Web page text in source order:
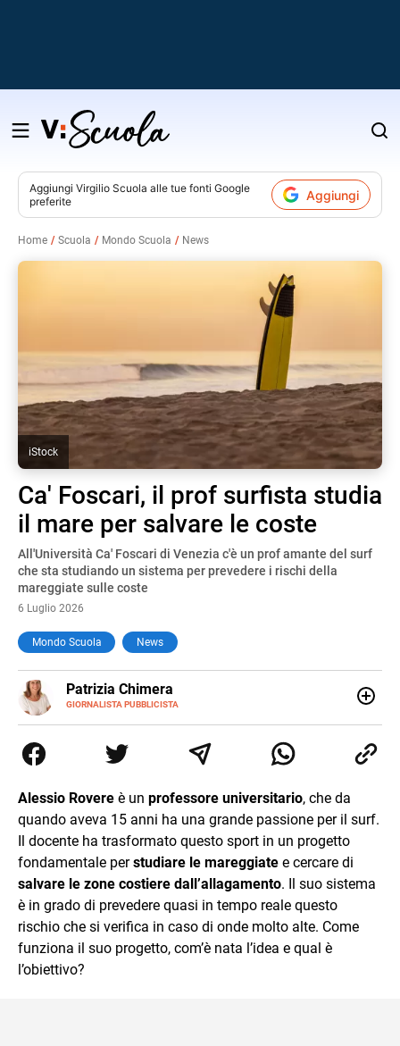
Salta
contenuto
Aggiungi Virgilio Scuola alle tue fonti Google
preferite
Aggiungi
Home Scuola Mondo Scuola News
iStock
Ca' Foscari, il prof surfista studia
il mare per salvare le coste
All'Università Ca' Foscari di Venezia c'è un prof amante del surf
che sta studiando un sistema per prevedere i rischi della
mareggiate sulle coste
6 Luglio 2026
Mondo Scuola News
Patrizia Chimera
GIORNALISTA PUBBLICISTA
E-
MAIL
LINKEDIN
collaborato con grandi gruppi editoriali e agenzie di
comunicazione specializzandosi nella scrittura di articoli
Alessio Rovere è un professore universitario, che da
quando aveva 15 anni ha una grande passione per il surf.
Il docente ha trasformato questo sport in un progetto
fondamentale perstudiare le mareggiate e cercare di
salvare le zone costiere dall’allagamento. Il suo sistema
è in grado di prevedere quasi in tempo reale questo
rischio che si verifica in caso di onde molto alte. Come
funziona il suo progetto, com’è nata l’idea e qual è
l’obiettivo?